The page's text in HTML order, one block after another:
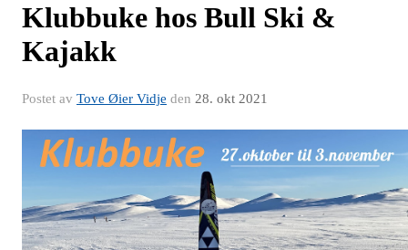
Klubbuke hos Bull Ski &
Kajakk
Postet av Tove Øier Vidje den 28. okt 2021